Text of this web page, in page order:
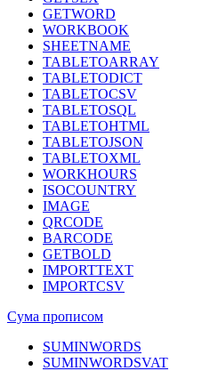
GETWORD
WORKBOOK
SHEETNAME
TABLETOARRAY
TABLETODICT
TABLETOCSV
TABLETOSQL
TABLETOHTML
TABLETOJSON
TABLETOXML
WORKHOURS
ISOCOUNTRY
IMAGE
QRCODE
BARCODE
GETBOLD
IMPORTTEXT
IMPORTCSV
Сума прописом
SUMINWORDS
SUMINWORDSVAT